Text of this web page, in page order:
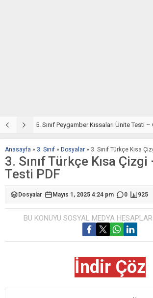
5. Sınıf Peygamber Kıssaları Ünite Testi
Anasayfa » 3. Sınıf » Dosyalar » 3. Sınıf Türkçe Kısa
3. Sınıf Türkçe Kısa
Testi PDF
Dosyalar Mayıs 1, 2025 4:24 pm 0 925
BU KONUYU SOSYAL MEDYA
İndir Çöz